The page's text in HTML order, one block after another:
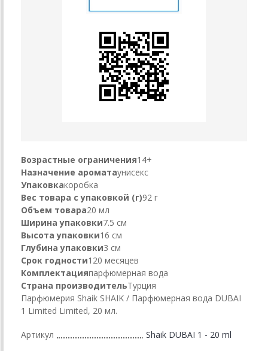
Возрастные ограничения14+
Назначение ароматаунисекс
Упаковкакоробка
Вес товара с упаковкой (г)92 г
Объем товара20 мл
Ширина упаковки7.5 см
Высота упаковки16 см
Глубина упаковки3 см
Срок годности120 месяцев
Комплектацияпарфюмерная вода
Страна производительТурция
Парфюмерия Shaik SHAIK / Парфюмерная вода DUBAI
1 Limited Limited, 20 мл.
Артикул Shaik DUBAI 1 - 20 ml